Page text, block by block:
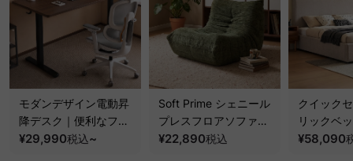
モダンデザイン電動昇
降デスク｜便利なフッ
ク・コンセント・
¥29,990税込~
Soft Prime シェニール
プレスフロアソファ｜
圧縮梱包で搬入しやす
¥22,890税込
クイック
リックベ
要で組み
¥58,090